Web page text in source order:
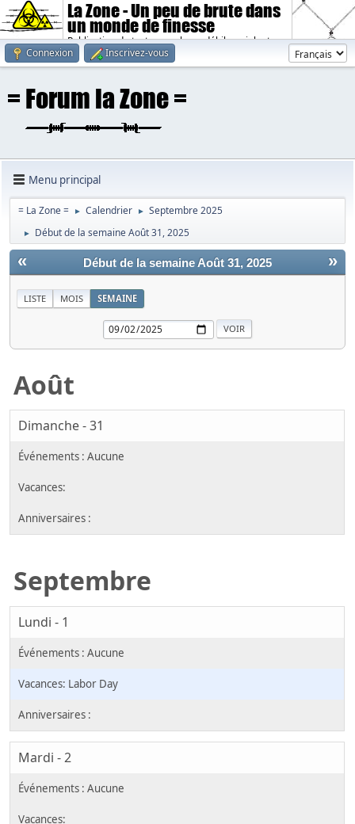
La Zone - Un peu de brute dans
un monde de finesse
Publication de textes sombres, débiles, violents.
Connexion
Inscrivez-vous
Menu principal
= La Zone = ► Calendrier ► Septembre 2025
► Début de la semaine Août 31, 2025
« »
Début de la semaine Août 31, 2025
LISTE MOIS SEMAINE
Août
Dimanche - 31
Septembre
Lundi - 1
Labor Day
Mardi - 2